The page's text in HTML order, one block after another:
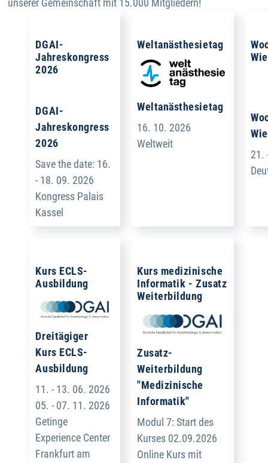
unserer Gemeinschaft mit 15.000 Mitgliedern!
DGAI-
Jahreskongress
2026
DGAI-
Jahreskongress
2026
Save the date: 16.
- 18. 09. 2026
Kongress Palais
Kassel
Weltanästhesietag
Weltanästhesietag
16. 10. 2026
Weltweit
21.
Kurs ECLS-
Ausbildung
Dreitägiger
Kurs ECLS-
Ausbildung
11. - 13. 06. 2026
05. - 07. 11. 2026
Getinge
Experience Center
Frankfurt am
Kurs medizinische
Informatik - Zusatz
Weiterbildung
Zusatz-
Weiterbildung
"Medizinische
Informatik"
Modul 7: Start des
Kurses 02.09.2026
Online Kurs mit